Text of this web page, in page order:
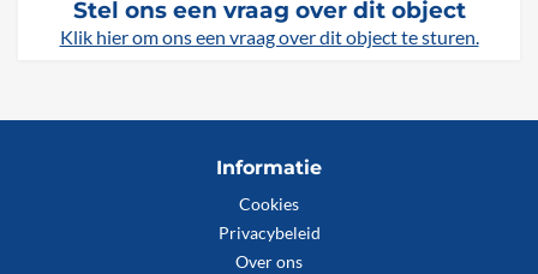
Stel ons een vraag over dit object
Klik hier om ons een vraag over dit object te sturen.
Informatie
Cookies
Privacybeleid
Over ons